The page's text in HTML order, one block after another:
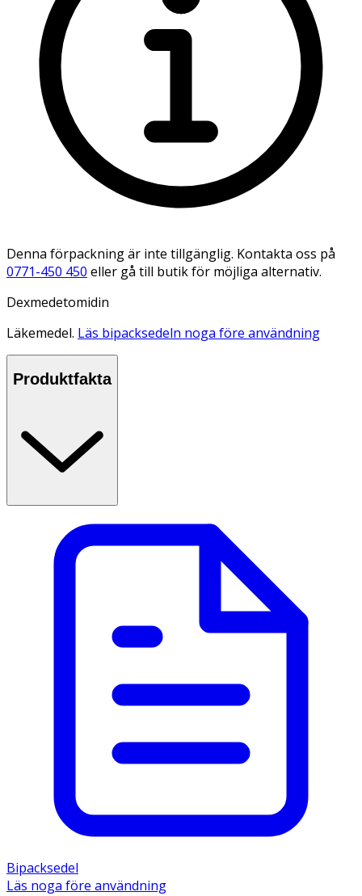
Denna förpackning är inte tillgänglig. Kontakta oss på
0771-450 450 eller gå till butik för möjliga alternativ.
Dexmedetomidin
Läkemedel. Läs bipacksedeln noga före användning
Produktfakta
Bipacksedel
Läs noga före användning